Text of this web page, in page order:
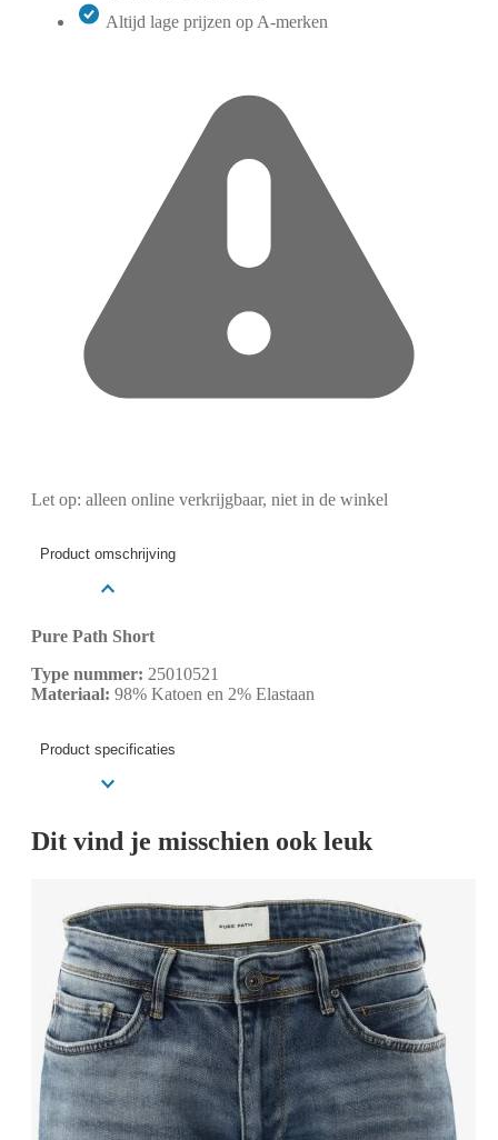
Altijd lage prijzen op A-merken
Let op: alleen online verkrijgbaar, niet in de winkel
Product omschrijving
Pure Path Short
Type nummer: 25010521
Materiaal: 98% Katoen en 2% Elastaan
Product specificaties
Dit vind je misschien ook leuk